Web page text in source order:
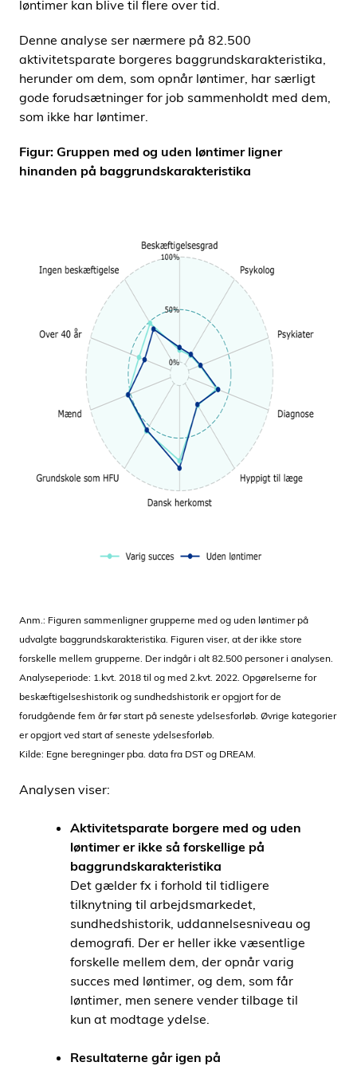
løntimer kan blive til flere over tid.
Denne analyse ser nærmere på 82.500
aktivitetsparate borgeres baggrundskarakteristika,
herunder om dem, som opnår løntimer, har særligt
gode forudsætninger for job sammenholdt med dem,
som ikke har løntimer.
Figur: Gruppen med og uden løntimer ligner
hinanden på baggrundskarakteristika
Anm.: Figuren sammenligner grupperne med og uden løntimer på
udvalgte baggrundskarakteristika. Figuren viser, at der ikke store
forskelle mellem grupperne. Der indgår i alt 82.500 personer i analysen.
Analyseperiode: 1.kvt. 2018 til og med 2.kvt. 2022. Opgørelserne for
beskæftigelseshistorik og sundhedshistorik er opgjort for de
forudgående fem år før start på seneste ydelsesforløb. Øvrige kategorier
er opgjort ved start af seneste ydelsesforløb.
Kilde: Egne beregninger pba. data fra DST og DREAM.
Analysen viser:
Aktivitetsparate borgere med og uden
løntimer er ikke så forskellige på
baggrundskarakteristika
Det gælder fx i forhold til tidligere
tilknytning til arbejdsmarkedet,
sundhedshistorik, uddannelsesniveau og
demografi. Der er heller ikke væsentlige
forskelle mellem dem, der opnår varig
succes med løntimer, og dem, som får
løntimer, men senere vender tilbage til
kun at modtage ydelse.
Resultaterne går igen på